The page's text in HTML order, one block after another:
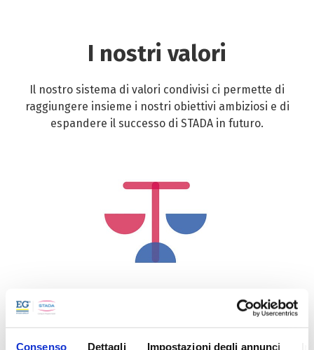
Consenso Dettagli Impostazioni degli annunci
I nostri valori
Il nostro sistema di valori condivisi ci permette di
raggiungere insieme i nostri obiettivi ambiziosi e di
espandere il successo di STADA in futuro.